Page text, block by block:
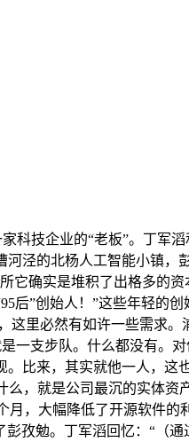
科技企业的“老板”。丁军
泾的北杨人工智能小镇，
它确实是堆积了出格多的
”创始人！”这些年轻的创
里必然有如许一些需求。
一支步队。什么都没有。
。比来，其实就他一人，
，就是公司最沉的实体资
，大幅降低了开源软件的
孜勉。丁军滔回忆：“（通